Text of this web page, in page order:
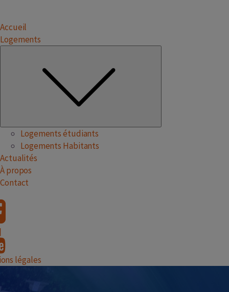
Accueil
Logements
Logements étudiants
Logements Habitants
Actualités
À propos
Contact
légales